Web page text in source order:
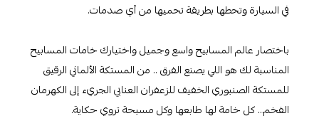
في السيارة وتحطها بطريقة تحميها من أي صدمات.
باختصار عالم المسابيح واسع وجميل واختيارك خامات المسابيح
المناسبة لك هو اللي يصنع الفرق .. من المستكة الألماني الرقيق
للمستكة الصنبوري الخفيف للزعفران العنابي الجريء إلى الكهرمان
الفخم… كل خامة لها طابعها وكل مسبحة تروي حكاية.